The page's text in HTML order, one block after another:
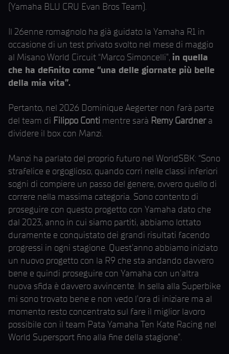
(Yamaha BLU CRU Evan Bros Team).
Il 26enne romagnolo ha già guidato la Yamaha R1 in
occasione di un test privato svolto nel mese di maggio
al Misano World Circuit “Marco Simoncelli”, in quella
che ha definito come “una delle giornate più belle
della mia vita”.
Pertanto, nel 2026 Dominique Aegerter non farà parte
del team di Filippo Conti mentre sarà Remy Gardnera
dividere il box con Manzi.
Manzi ha parlato del proprio futuro nel WorldSBK: “Sono
strafelice e orgoglioso; quando corri nelle classi inferiori
sogni di compiere un passo del genere, ovvero quello di
correre nella massima categoria. Sono contento di
proseguire con questo progetto con Yamaha dato che
dal 2023, anno in cui siamo partiti, abbiamo lottato
duramente e conquistato dei grandi risultati facendo
progressi in ogni stagione. Quest’anno abbiamo iniziato
un nuovo progetto con la R9 che sta andando davvero
bene e quindi proseguire con Yamaha con un’altra
nuova sfida è davvero avvincente. In sella alla Superbike
mi sono trovato bene e non vedo l’ora di iniziare ma al
momento resto concentrato sul fare il miglior lavoro
possibile con il team Pata Yamaha Ten Kate Racing nel
World Supersport fino alla fine della stagione”.